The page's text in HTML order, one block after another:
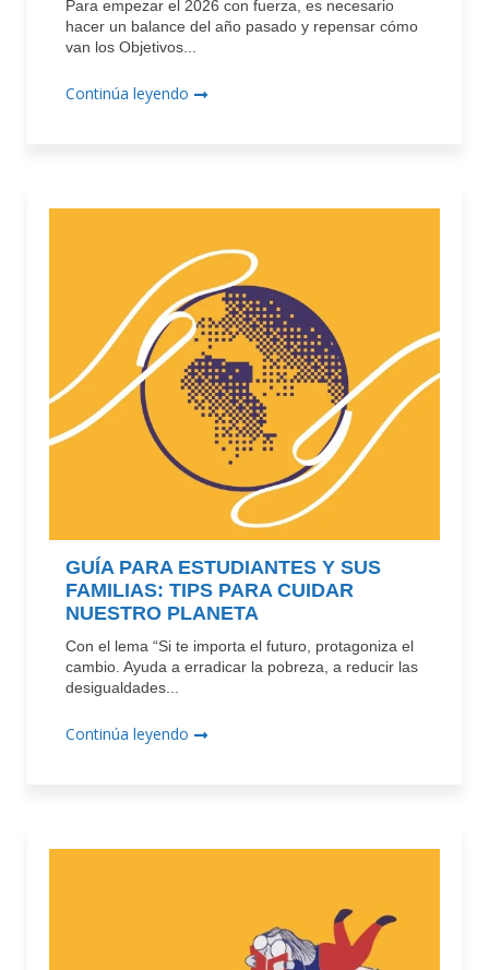
Para empezar el 2026 con fuerza, es necesario
hacer un balance del año pasado y repensar cómo
van los Objetivos...
Continúa leyendo
GUÍA PARA ESTUDIANTES Y SUS
FAMILIAS: TIPS PARA CUIDAR
NUESTRO PLANETA
Con el lema “Si te importa el futuro, protagoniza el
cambio. Ayuda a erradicar la pobreza, a reducir las
desigualdades...
Continúa leyendo